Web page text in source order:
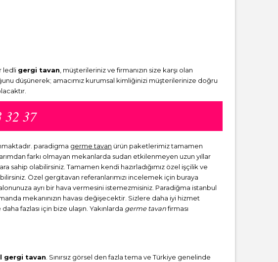
ledli gergi tavan , müşterileriniz ve firmanızın size karşı olan
düşünerek; amacımız kurumsal kimliğinizi müşterilerinize doğru
32 37
paradigma germe tavan ürün paketlerimiz tamamen
farkı olmayan mekanlarda sudan etkilenmeyen uzun yıllar
olabilirsiniz. Tamamen kendi hazırladığımız özel işçilik ve
Özel gergitavan referanlarımızı incelemek için buraya
ayrı bir hava vermesini istemezmisiniz. Paradiğma istanbul
mekanınızın havası değişecektir. Sizlere daha iyi hizmet
fazlası için bize ulaşın. Yakınlarda germe tavanfirması
gergi tavan . Sınırsız görsel den fazla tema ve Türkiye genelinde